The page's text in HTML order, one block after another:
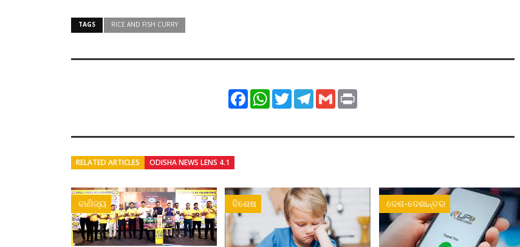
TAGS RICE AND FISH CURRY
FacebookWhatsApp
TwitterTelegram
Gmail
RELATED ARTICLES ODISHA NEWS LENS 4.1
ବାଣିଜ୍ୟ ବିଶେଷ ଦେଶ-ଦେଶାନ୍ତର